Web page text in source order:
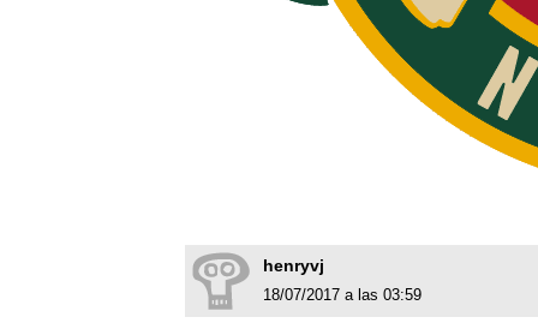
henryvj
18/07/2017 a las 03:59